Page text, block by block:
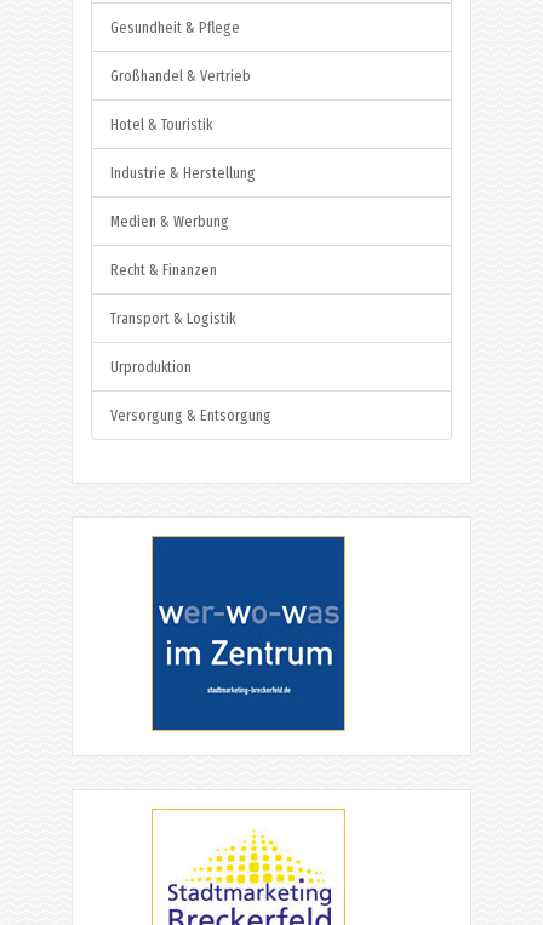
Gesundheit & Pflege
Großhandel & Vertrieb
Hotel & Touristik
Industrie & Herstellung
Medien & Werbung
Recht & Finanzen
Transport & Logistik
Urproduktion
Versorgung & Entsorgung